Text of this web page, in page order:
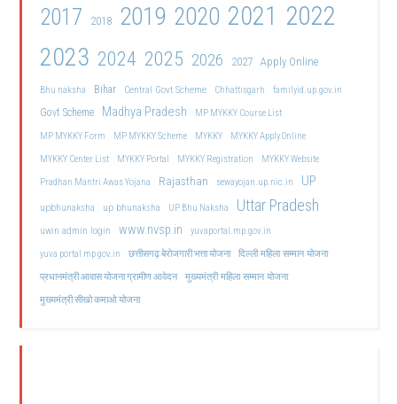
2017 2018 2019 2020 2021 2022
2023 2024 2025 2026 2027 Apply Online
Bhu naksha Bihar Central Govt Scheme Chhattisgarh familyid.up.gov.in
Govt Scheme Madhya Pradesh
MP MYKKY Course List
MP MYKKY Form
MP MYKKY Scheme MYKKY
MYKKY Apply Online
MYKKY Center List
MYKKY Portal MYKKY Registration
MYKKY Website
Pradhan Mantri Awas Yojana
Rajasthan sewayojan.up.nic.in UP
upbhunaksha up bhunaksha UP Bhu Naksha Uttar Pradesh
uwin admin login www.nvsp.in
yuvaportal.mp.gov.in
yuva portal mp gov.in
छत्तीसगढ़ बेरोजगारी भत्ता योजना दिल्ली महिला सम्मान योजना
प्रधानमंत्री आवास योजना ग्रामीण आवेदन मुख्यमंत्री महिला सम्मान योजना
मुख्यमंत्री सीखो कमाओ योजना